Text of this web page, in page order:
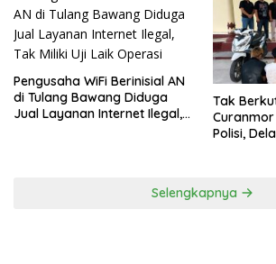
Pengusaha WiFi Berinisial AN
di Tulang Bawang Diduga
Jual Layanan Internet Ilegal,
Tak
Curanmor
Polisi,
Selengkapnya